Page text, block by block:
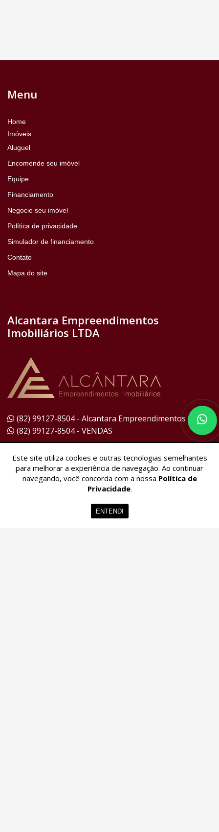
Imóveis
Menu
Home
Imóveis
Aluguel
Encomende seu imóvel
Equipe
Financiamento
Negocie seu imóvel
Política de privacidade
Simulador de financiamento
Contato
Mapa do site
Alcantara Empreendimentos
Imobiliários LTDA
(82) 99127-8504 - Alcantara Empreendimentos
(82) 99127-8504 - VENDAS
aempreendimentos@hotmail.com
Segunda à Sexta
Este site utiliza cookies e outras tecnologias semelhantes
para melhorar a experiência de navegação. Ao continuar
navegando, você concorda com a nossa Política de
Privacidade.
ENTENDI